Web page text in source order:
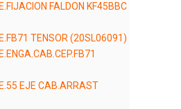
FALDON KF45BBC
TENSOR (20SL06091)
EJE CAB.ARRAST